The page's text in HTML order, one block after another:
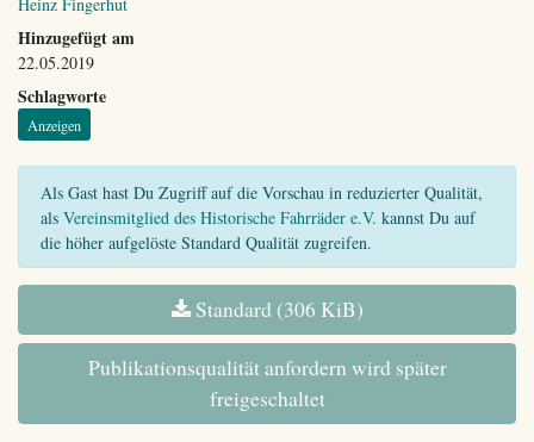
Hinzugefügt am
22.05.2019
Schlagworte
Anzeigen
Als Gast hast Du Zugriff auf die Vorschau in reduzierter Qualität,
als Vereinsmitglied des Historische Fahrräder e.V. kannst Du auf
die höher aufgelöste Standard Qualität zugreifen.
Standard (306 KiB)
Publikationsqualität anfordern wird später
freigeschaltet